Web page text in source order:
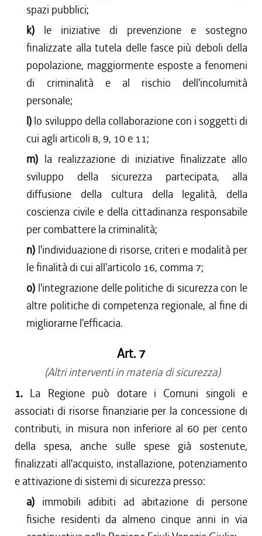
spazi pubblici;
k) le iniziative di prevenzione e sostegno
finalizzate alla tutela delle fasce più deboli della
popolazione, maggiormente esposte a fenomeni
di criminalità e al rischio dell'incolumità
personale;
l) lo sviluppo della collaborazione con i soggetti di
cui agli articoli 8, 9, 10 e 11;
m) la realizzazione di iniziative finalizzate allo
sviluppo della sicurezza partecipata, alla
diffusione della cultura della legalità, della
coscienza civile e della cittadinanza responsabile
per combattere la criminalità;
n) l'individuazione di risorse, criteri e modalità per
le finalità di cui all'articolo 16, comma 7;
o) l'integrazione delle politiche di sicurezza con le
altre politiche di competenza regionale, al fine di
migliorarne l'efficacia.
Art. 7
(Altri interventi in materia di sicurezza)
1. La Regione può dotare i Comuni singoli e
associati di risorse finanziarie per la concessione di
contributi, in misura non inferiore al 60 per cento
della spesa, anche sulle spese già sostenute,
finalizzati all'acquisto, installazione, potenziamento
e attivazione di sistemi di sicurezza presso:
a) immobili adibiti ad abitazione di persone
fisiche residenti da almeno cinque anni in via